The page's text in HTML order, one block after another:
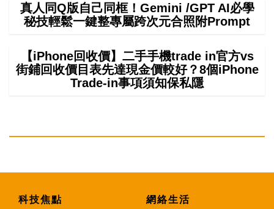
真人同Q版自己同框！Gemini /GPT AI必學
秘技輕鬆一鍵整專屬跨次元合照附Prompt
【iPhone回收價】二手手機trade in官方vs
街鋪回收價目表先達現金價較好？8個iPhone
Trade-in事項須知保私隱
科技焦點 網絡生活